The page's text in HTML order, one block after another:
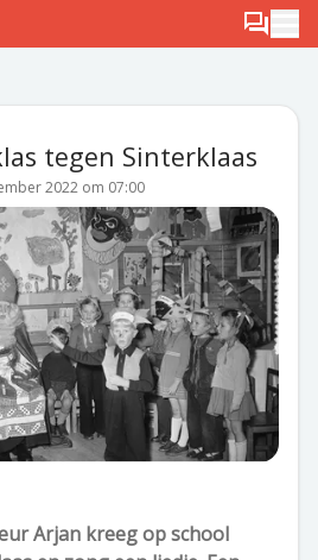
Berichten
je gratis aan
tegen Sinterklaas
2022 om 07:00
Arjan kreeg op school